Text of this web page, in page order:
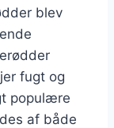
blev
fugt og
populære
af både